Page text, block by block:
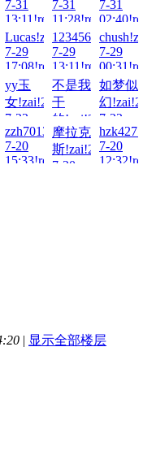
7-31
13:11!read!
7-31
11:28!read!
7-31
Lucas!zai!2026-
7-29
17:08!read!
7-29
13:11!read!
7-29
yy玉
女!zai!2026-
7-22
23:52!read!
不是我
干
的!zai!2026-
7-22
15:11!read!
如梦似
幻
7-22
zzh701318!zai!2026-
7-20
15:33!read!
摩拉克
斯!zai!2026-
7-20
7-20
| 显示全部楼层